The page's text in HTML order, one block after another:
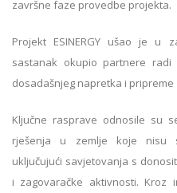
završne faze provedbe projekta.
Projekt ESINERGY ušao je u
sastanak okupio partnere radi
dosadašnjeg napretka i
Ključne rasprave odnosile su
rješenja u zemlje koje nisu
uključujući savjetovanja s
i zagovaračke aktivnosti. Kroz